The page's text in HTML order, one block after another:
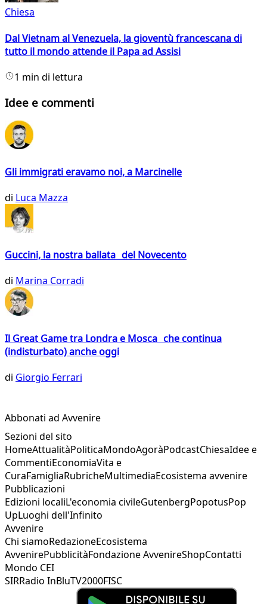
Chiesa
Dal Vietnam al Venezuela, la gioventù francescana di
tutto il mondo attende il Papa ad Assisi
1 min di lettura
Idee e commenti
Gli immigrati eravamo noi, a Marcinelle
di Luca Mazza
Guccini, la nostra ballata del Novecento
di Marina Corradi
Il Great Game tra Londra e Mosca che continua
(indisturbato) anche oggi
di Giorgio Ferrari
Abbonati ad Avvenire
Sezioni del sito
HomeAttualitàPoliticaMondoAgoràPodcastChiesaIdee e
CommentiEconomiaVita e
CuraFamigliaRubricheMultimediaEcosistema avvenire
Pubblicazioni
Edizioni localiL'economia civileGutenbergPopotusPop
UpLuoghi dell'Infinito
Avvenire
Chi siamoRedazioneEcosistema
AvvenirePubblicitàFondazione AvvenireShopContatti
Mondo CEI
SIRRadio InBluTV2000FISC